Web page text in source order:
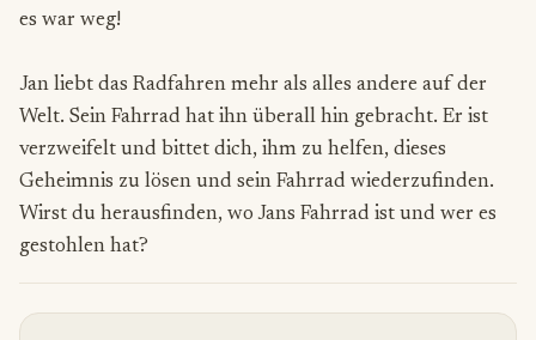
es war weg!
Jan liebt das Radfahren mehr als alles andere auf der
Welt. Sein Fahrrad hat ihn überall hin gebracht. Er ist
verzweifelt und bittet dich, ihm zu helfen, dieses
Geheimnis zu lösen und sein Fahrrad wiederzufinden.
Wirst du herausfinden, wo Jans Fahrrad ist und wer es
gestohlen hat?